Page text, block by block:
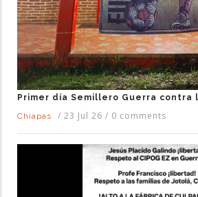
Primer día Semillero Guerra contra
Chiapas
/ 23 Jul 26 / 0 comments